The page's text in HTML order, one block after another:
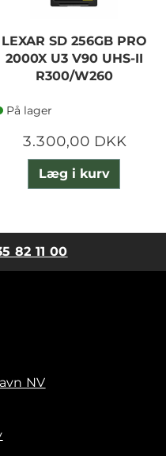
LEXAR SD 256GB PRO
2000X U3 V90 UHS-II
R300/W260
På lager
3.300,00 DKK
Læg i kurv
82 11 00
NV